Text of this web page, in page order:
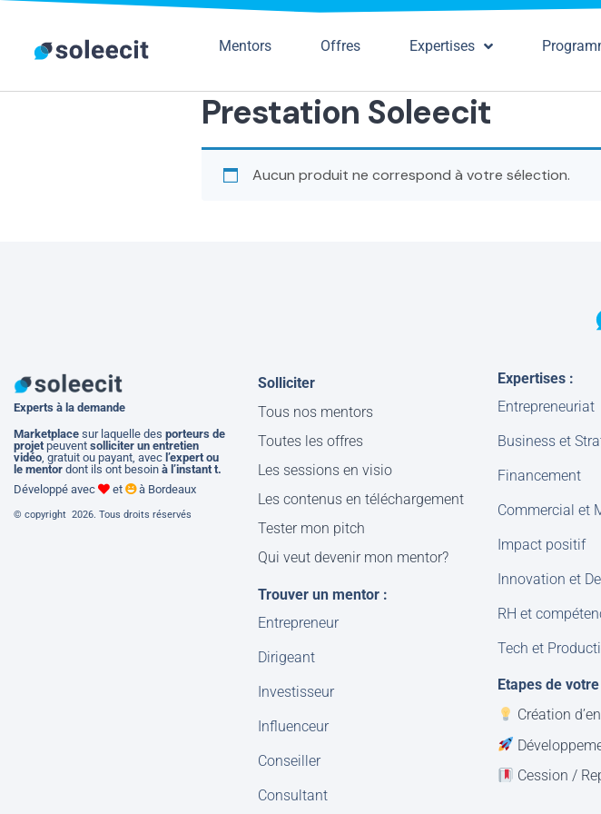
Mentors Offres Expertises
Prestation Soleecit
Aucun produit ne correspond à votre sélection.
Experts à la demande
Marketplace sur laquelle des porteurs de
projet peuvent solliciter un entretien
vidéo, gratuit ou payant, avec l’expert ou
le mentor dont ils ont besoin à l’instant t.
Développé avec
et à Bordeaux
© copyright 2026. Tous droits réservés
Solliciter
Tous nos mentors
Toutes les offres
Les sessions en visio
Les contenus en téléchargement
Tester mon pitch
Qui veut devenir mon mentor?
Trouver un mentor :
Entrepreneur
Dirigeant
Investisseur
Influenceur
Conseiller
Consultant
Expertises :
Entrepreneuriat
Business et
Financement
Commercial et
Impact positif
Innovation et
RH et
Tech et
Etapes de
Création
Cession /